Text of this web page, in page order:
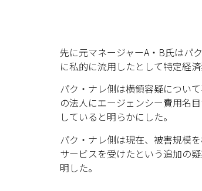
先に元マネージャーA・B氏はパ
に私的に流用したとして特定経
パク・ナレ側は横領容疑につい
の法人にエージェンシー費用名
していると明らかにした。
パク・ナレ側は現在、被害規模
サービスを受けたという追加の
明した。